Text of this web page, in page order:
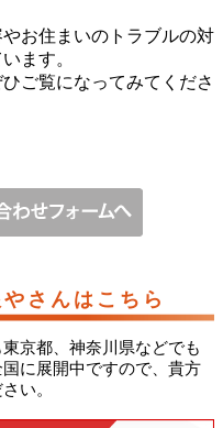
お住まいのトラブルの対
ます。
ご覧になってみてくださ
さんはこちら
京都、神奈川県などでも
に展開中ですので、貴方
い。